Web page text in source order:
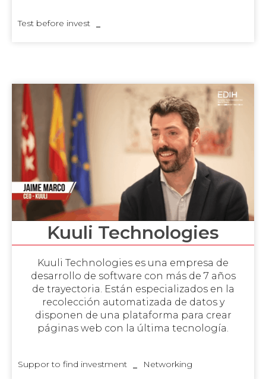
Test before invest
Kuuli Technologies
Kuuli Technologies es una empresa de
desarrollo de software con más de 7 años
de trayectoria. Están especializados en la
recolección automatizada de datos y
disponen de una plataforma para crear
páginas web con la última tecnología.
Suppor to find investment Networking